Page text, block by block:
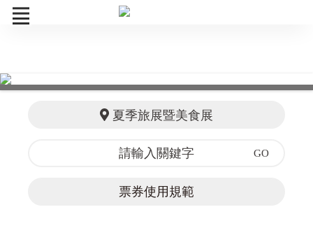
訂單查詢
夏季旅展暨美食展
票券使用規範